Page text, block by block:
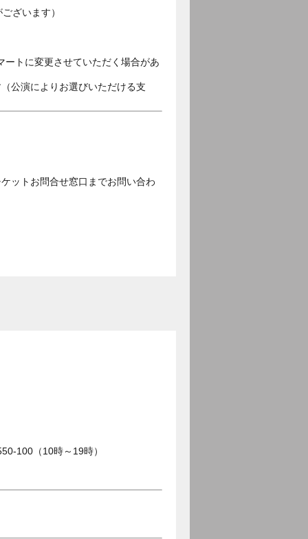
ざいます）
ートに変更させていただく場合があ
公演によりお選びいただける支
ットお問合せ窓口までお問い合わ
100（10時～19時）